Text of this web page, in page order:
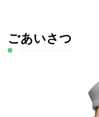
ごあいさつ